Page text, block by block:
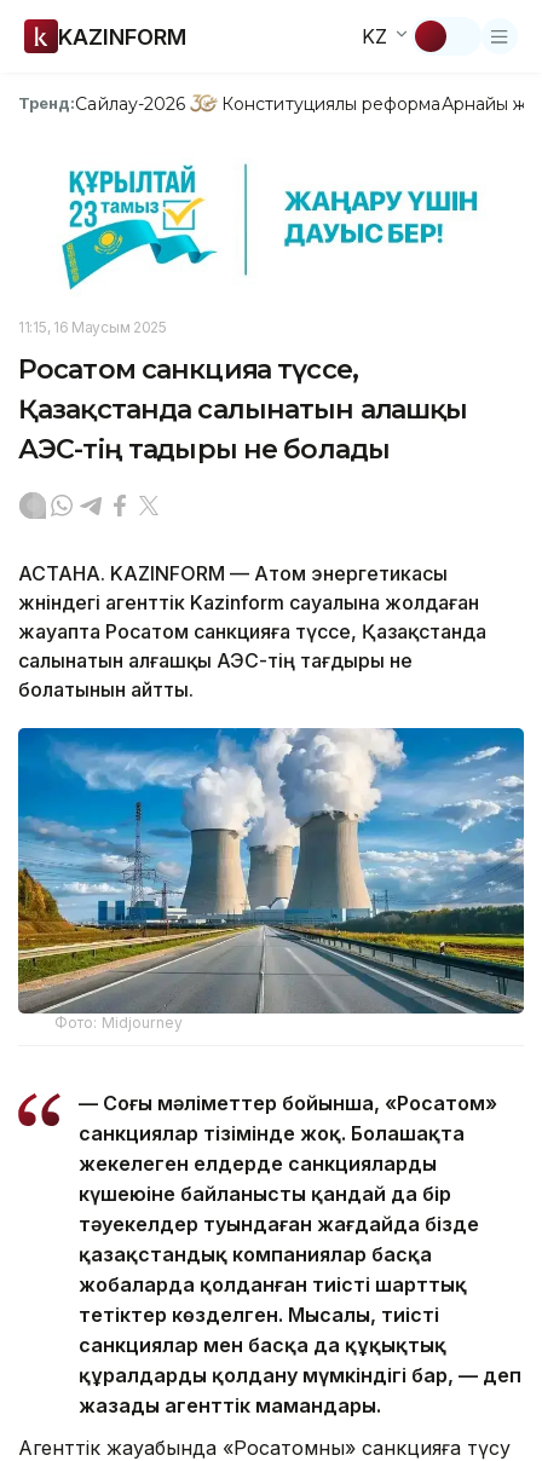
KAZINFORM KZ
Тренд:Сайлау-2026 Конституциялық реформаАрнайы
11:15, 16 Маусым 2025
Росатом санкцияға түссе,
Қазақстанда салынатын алғашқы
АЭС-тің тағдыры не болады
АСТАНА. KAZINFORM — Атом энергетикасы
жөніндегі агенттік Kazinform сауалына жолдаған
жауапта Росатом санкцияға түссе, Қазақстанда
салынатын алғашқы АЭС-тің тағдыры не
болатынын айтты.
Фото: Midjourney
— Соңғы мәліметтер бойынша, «Росатом»
санкциялар тізімінде жоқ. Болашақта
жекелеген елдерде санкциялардың
күшеюіне байланысты қандай да бір
тәуекелдер туындаған жағдайда бізде
қазақстандық компаниялар басқа
жобаларда қолданған тиісті шарттық
тетіктер көзделген. Мысалы, тиісті
санкциялар мен басқа да құқықтық
құралдарды қолдану мүмкіндігі бар, — деп
жазады агенттік мамандары.
Агенттік жауабында «Росатомның» санкцияға түсу